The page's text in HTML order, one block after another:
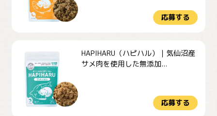
応募する
HAPIHARU（ハピハル）｜気仙沼産
サメ肉を使用した無添加...
応募する